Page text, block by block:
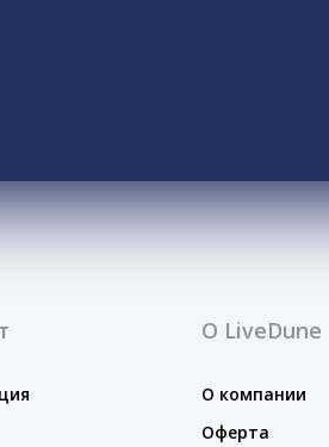
О LiveDune
О компании
Оферта